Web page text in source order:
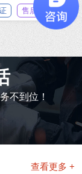
售后无忧
不到位！
查看更多 +